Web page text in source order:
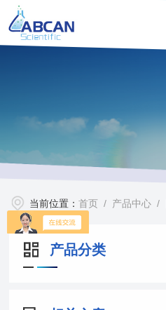
当前位置：首页 / 产品中心 /
产品分类